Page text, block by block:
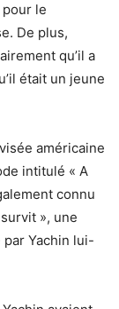
le
De plus,
qu’il a
était un jeune
américaine
intitulé « A
connu
», une
Yachin lui-